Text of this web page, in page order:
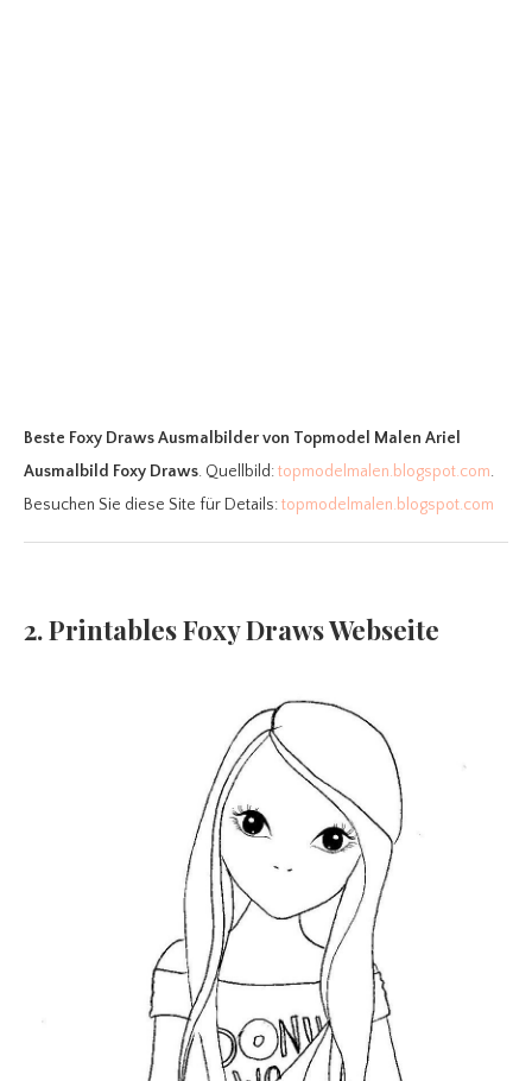
Beste Foxy Draws Ausmalbildervon Topmodel Malen Ariel
Ausmalbild Foxy Draws. Quellbild:topmodelmalen.blogspot.com.
Besuchen Sie diese Site für Details:topmodelmalen.blogspot.com
2. Printables Foxy Draws Webseite